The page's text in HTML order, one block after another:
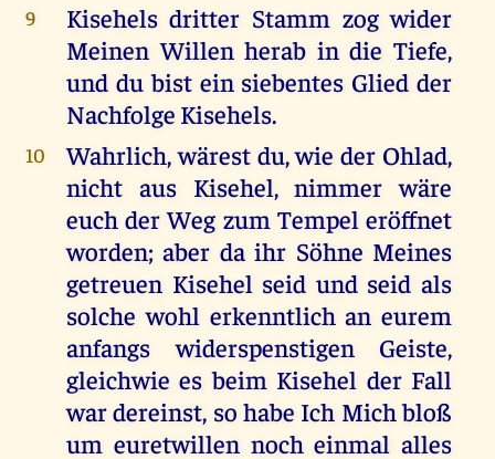
9
Kisehels dritter Stamm zog wider
Meinen Willen herab in die Tiefe,
und du bist ein siebentes Glied der
Nachfolge Kisehels.
10
Wahrlich, wärest du, wie der Ohlad,
nicht aus Kisehel, nimmer wäre
euch der Weg zum Tempel eröffnet
worden; aber da ihr Söhne Meines
getreuen Kisehel seid und seid als
solche wohl erkenntlich an eurem
anfangs widerspenstigen Geiste,
gleichwie es beim Kisehel der Fall
war dereinst, so habe Ich Mich bloß
um euretwillen noch einmal alles